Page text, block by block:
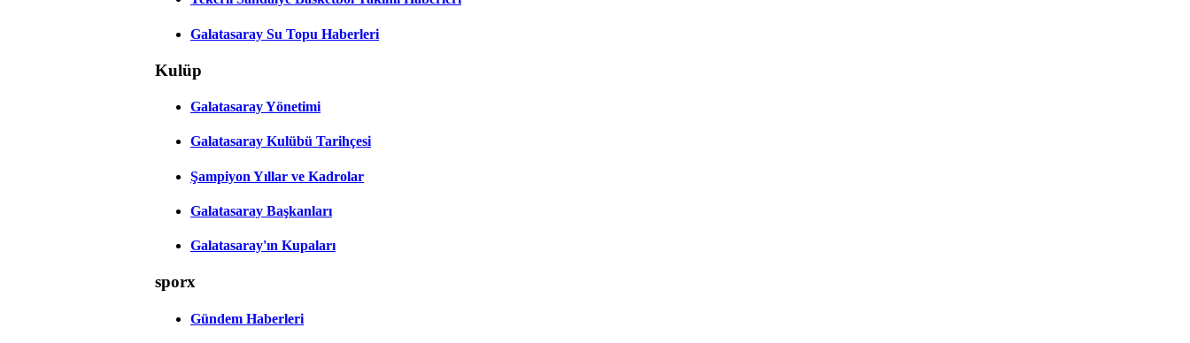
Galatasaray Su Topu Haberleri
Kulüp
Galatasaray Yönetimi
Galatasaray Kulübü Tarihçesi
Şampiyon Yıllar ve Kadrolar
Galatasaray Başkanları
Galatasaray'ın Kupaları
sporx
Gündem Haberleri